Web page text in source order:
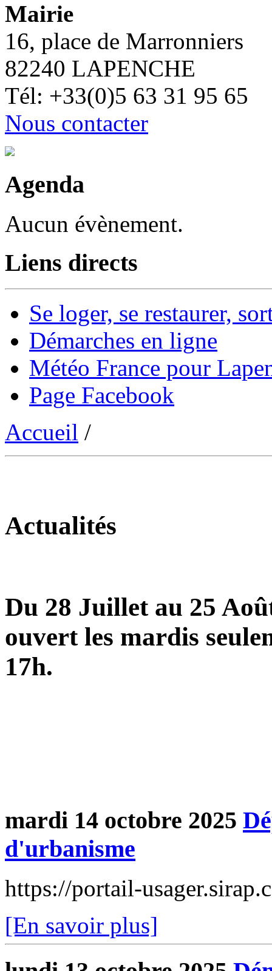
Mairie
16, place de Marronniers
82240 LAPENCHE
Tél: +33(0)5 63 31 95 65
Nous contacter
Agenda
Aucun évènement.
Liens directs
Se loger, se restaurer,
Démarches en ligne
Météo France pour
Page Facebook
Accueil /
Actualités
Du 28 Juillet au 25
ouvert les mardis
17h.
mardi 14 octobre 2025
d'urbanisme
https://portail-
[En savoir plus]